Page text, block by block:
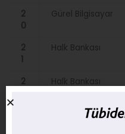
2
0
Gürel Bilgisayar
2
Halk Bankası
2
Halk Bankası
Ideas Bilgisayar